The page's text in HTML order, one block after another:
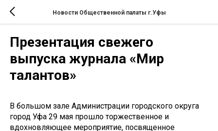
Новости Общественной палаты г.Уфы
Презентация свежего
выпуска журнала «Мир
талантов»
В большом зале Администрации городского округа
город Уфа 29 мая прошло торжественное и
вдохновляющее мероприятие, посвященное